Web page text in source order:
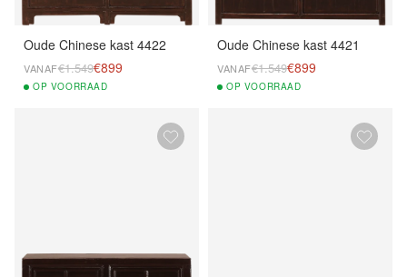
Oude Chinese kast 4422
VANAF€1.549€899
OP VOORRAAD
Oude Chinese kast 4421
VANAF€1.549€899
OP VOORRAAD